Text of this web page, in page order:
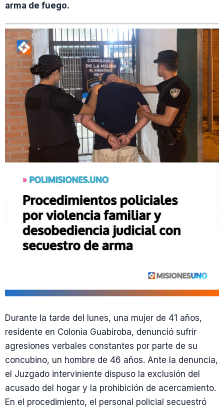
arma de fuego.
Durante la tarde del lunes, una mujer de 41 años,
residente en Colonia Guabiroba, denunció sufrir
agresiones verbales constantes por parte de su
concubino, un hombre de 46 años. Ante la denuncia,
el Juzgado interviniente dispuso la exclusión del
acusado del hogar y la prohibición de acercamiento.
En el procedimiento, el personal policial secuestró